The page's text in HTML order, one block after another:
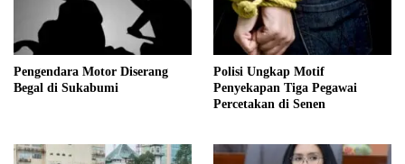
Pengendara Motor Diserang
Begal di Sukabumi
Polisi Ungkap Motif
Penyekapan Tiga Pegawai
Percetakan di Senen